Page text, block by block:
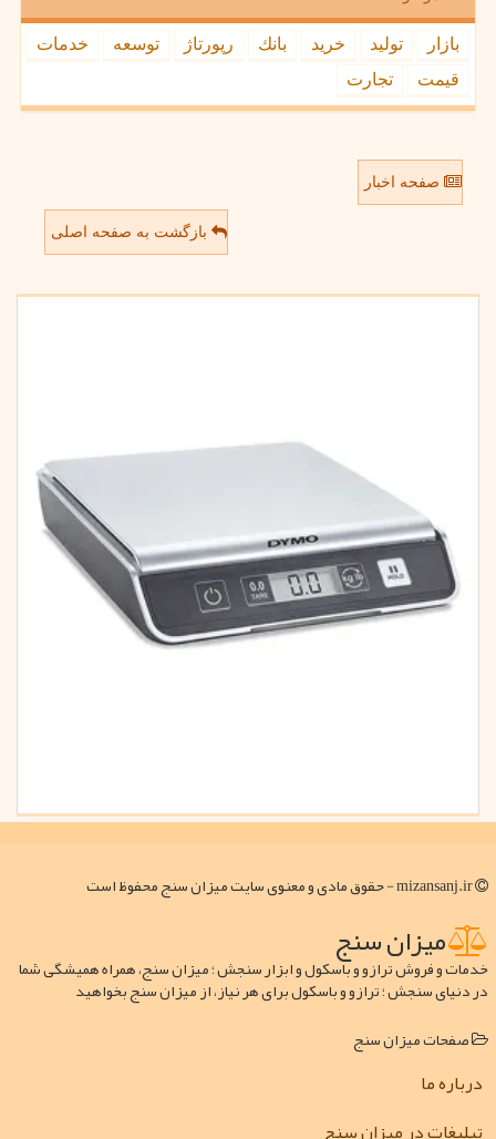
بازار تولید خرید بانك رپورتاژ توسعه
خدمات
قیمت
تجارت
صفحه اخبار
بازگشت به صفحه اصلی
میزان سنج
خدمات و فروش ترازو و باسکول و ابزار سنجش ؛ میزان سنج، همراه همیشگی شما
در دنیای سنجش ؛ ترازو و باسکول برای هر نیاز، از میزان سنج بخواهید
صفحات میزان سنج
درباره ما